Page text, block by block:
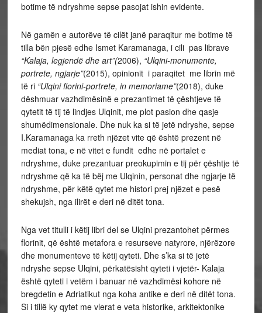
botime të ndryshme sepse pasojat ishin evidente.
Në gamën e autorëve të cilët janë paraqitur me botime të
tilla bën pjesë edhe Ismet Karamanaga, i cili pas librave
“Kalaja, legjendë dhe art”(2006), “Ulqini-monumente,
portrete, ngjarje”(2015), opinionit i paraqitet me librin më
të ri “Ulqini florini-portrete, in memoriame”(2018), duke
dëshmuar vazhdimësinë e prezantimet të çështjeve të
qytetit të tij të lindjes Ulqinit, me plot pasion dhe qasje
shumëdimensionale. Dhe nuk ka si të jetë ndryshe, sepse
I.Karamanaga ka rreth njëzet vite që është prezent në
mediat tona, e në vitet e fundit edhe në portalet e
ndryshme, duke prezantuar preokupimin e tij për çështje të
ndryshme që ka të bëj me Ulqinin, personat dhe ngjarje të
ndryshme, për këtë qytet me histori prej njëzet e pesë
shekujsh, nga ilirët e deri në ditët tona.
Nga vet titulli i këtij libri del se Ulqini prezantohet përmes
florinit, që është metafora e resurseve natyrore, njërëzore
dhe monumenteve të këtij qyteti. Dhe s’ka si të jetë
ndryshe sepse Ulqini, përkatësisht qyteti i vjetër- Kalaja
është qyteti i vetëm i banuar në vazhdimësi kohore në
bregdetin e Adriatikut nga koha antike e deri në ditët tona.
Si i tillë ky qytet me vlerat e veta historike, arkitektonike